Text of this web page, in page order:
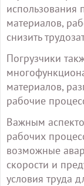
использования
материалов,
снизить
Погрузчики
материалов,
рабочие
Важным
рабочих
возможные
скорости и
условия труда